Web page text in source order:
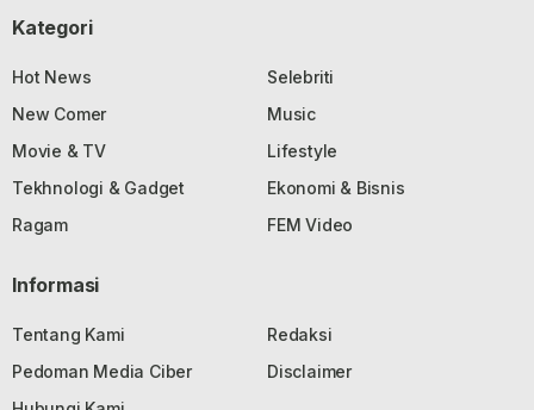
Kategori
Hot News
Selebriti
New Comer
Music
Movie & TV
Lifestyle
Tekhnologi & Gadget
Ekonomi & Bisnis
Ragam
FEM Video
Informasi
Tentang Kami
Redaksi
Pedoman Media Ciber
Disclaimer